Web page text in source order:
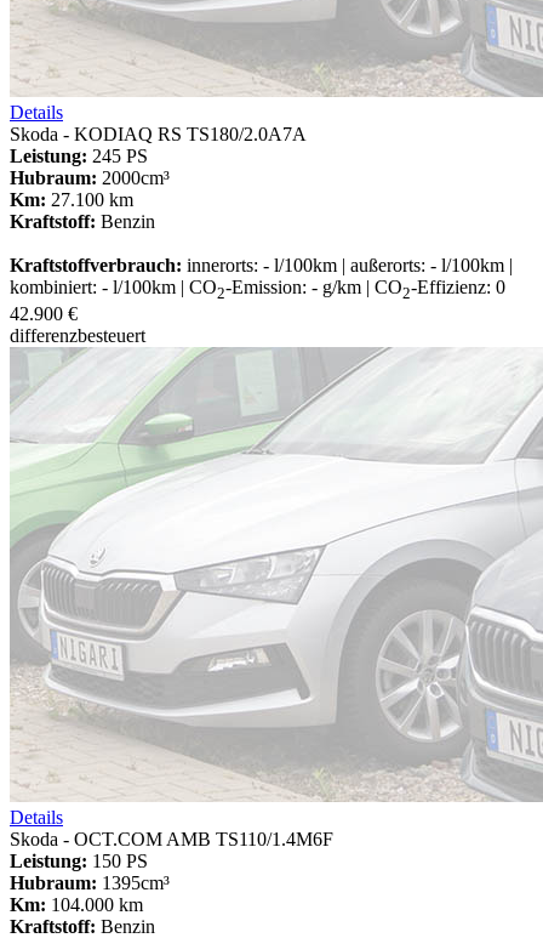
Details
Skoda - KODIAQ RS TS180/2.0A7A
Leistung: 245 PS
Hubraum: 2000cm³
Km: 27.100 km
Kraftstoff: Benzin
Kraftstoffverbrauch: innerorts: - l/100km | außerorts: - l/100km |
kombiniert: - l/100km | CO2-Emission: - g/km | CO2-Effizienz: 0
42.900 €
differenzbesteuert
Details
Skoda - OCT.COM AMB TS110/1.4M6F
Leistung: 150 PS
Hubraum: 1395cm³
Km: 104.000 km
Kraftstoff: Benzin